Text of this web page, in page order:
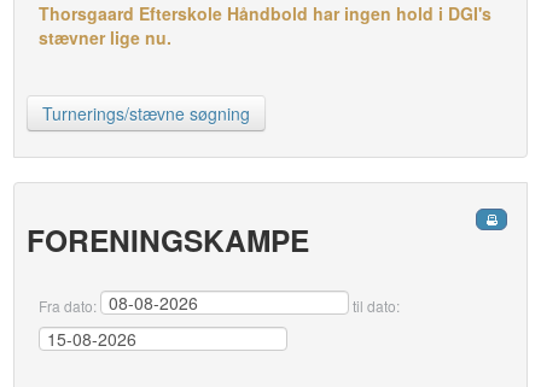
Thorsgaard Efterskole Håndbold har ingen hold i DGI's
stævner lige nu.
Turnerings/stævne søgning
FORENINGSKAMPE
Fra dato: til dato: